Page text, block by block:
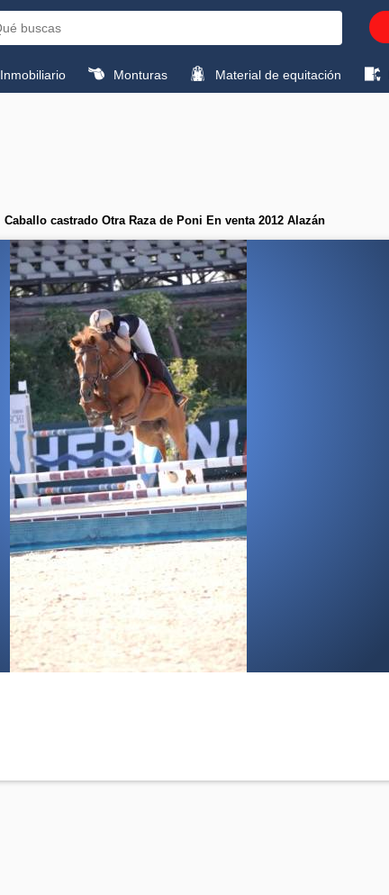
Inmobiliario Monturas Material de equitación
Caballo castrado Otra Raza de Poni En venta 2012 Alazán